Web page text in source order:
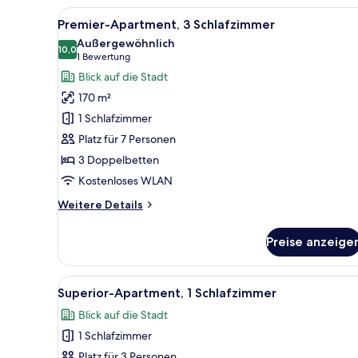
Schlafzimmer
Alle
Fotos
für
Premier-
Apartment,
3 Schlafzimmer
anzeigen
Ein Hotelzimmer mit einem
8
Premier-Apartment, 3 Schlafzimmer
10,010,0 von 10
Außergewöhnlich
1 Bewertung
(1
Bewertung)
Blick auf die Stadt
170 m²
1 Schlafzimmer
Platz für 7 Personen
3 Doppelbetten
Kostenloses WLAN
Weitere Details
Weitere
Apartment,
3 Schlafzimmer
Preise
Alle
Fotos
für
Superior-
Ein modernes Hotelzimmer
6
Superior-Apartment, 1 Schlafzimmer
Blick auf die Stadt
1 Schlafzimmer